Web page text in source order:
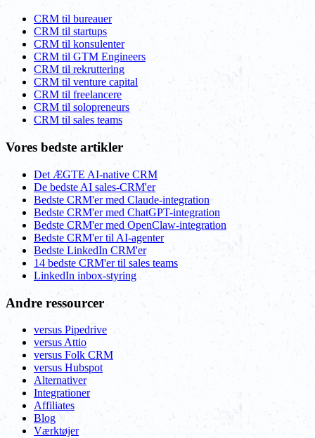
CRM til bureauer
CRM til startups
CRM til konsulenter
CRM til GTM Engineers
CRM til rekruttering
CRM til venture capital
CRM til freelancere
CRM til solopreneurs
CRM til sales teams
Vores bedste artikler
Det ÆGTE AI-native CRM
De bedste AI sales-CRM'er
Bedste CRM'er med Claude-integration
Bedste CRM'er med ChatGPT-integration
Bedste CRM'er med OpenClaw-integration
Bedste CRM'er til AI-agenter
Bedste LinkedIn CRM'er
14 bedste CRM'er til sales teams
LinkedIn inbox-styring
Andre ressourcer
versus Pipedrive
versus Attio
versus Folk CRM
versus Hubspot
Alternativer
Integrationer
Affiliates
Blog
Værktøjer